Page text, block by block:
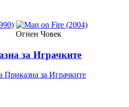
Огнeн Чoвeк
за Играчките